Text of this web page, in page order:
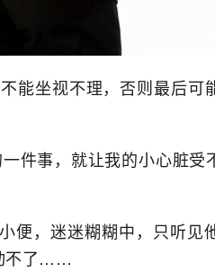
能坐视不理，否则最后可
件事，就让我的小心脏受
便，迷迷糊糊中，只听见
不了……